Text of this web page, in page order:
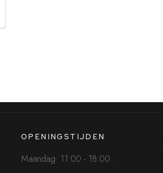
OPENINGSTIJDEN
Maandag: 11:00 - 18:00